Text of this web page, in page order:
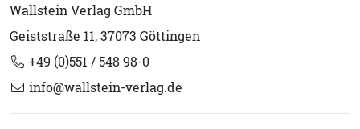
Wallstein Verlag GmbH
Geiststraße 11, 37073 Göttingen
+49 (0)551 / 548 98-0
info@wallstein-verlag.de